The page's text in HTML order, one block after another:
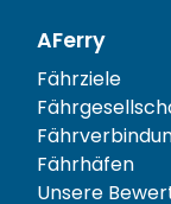
AFerry
Fährziele
Fährhäfen
Unsere